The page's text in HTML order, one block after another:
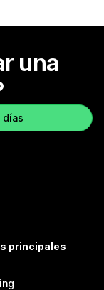
una
días
principales